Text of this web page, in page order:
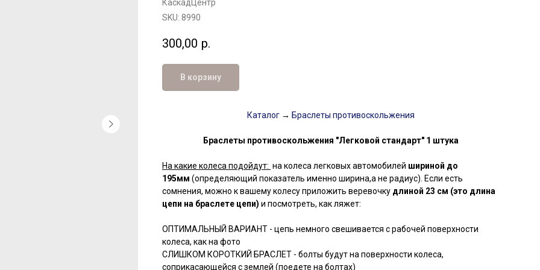
КаскадЦентр
SKU: 8990
300,00 р.
В корзину
Каталог → Браслеты противоскольжения
Браслеты противоскольжения "Легковой стандарт" 1 штука
На какие колеса подойдут: на колеса легковых автомобилей шириной до
195мм (определяющий показатель именно ширина,а не радиус). Если есть
сомнения, можно к вашему колесу приложить веревочку длиной 23 см (это длина
цепи на браслете цепи) и посмотреть, как ляжет:
ОПТИМАЛЬНЫЙ ВАРИАНТ - цепь немного свешивается с рабочей поверхности
колеса, как на фото
СЛИШКОМ КОРОТКИЙ БРАСЛЕТ - болты будут на поверхности колеса,
соприкасающейся с землей (поедете на болтах)